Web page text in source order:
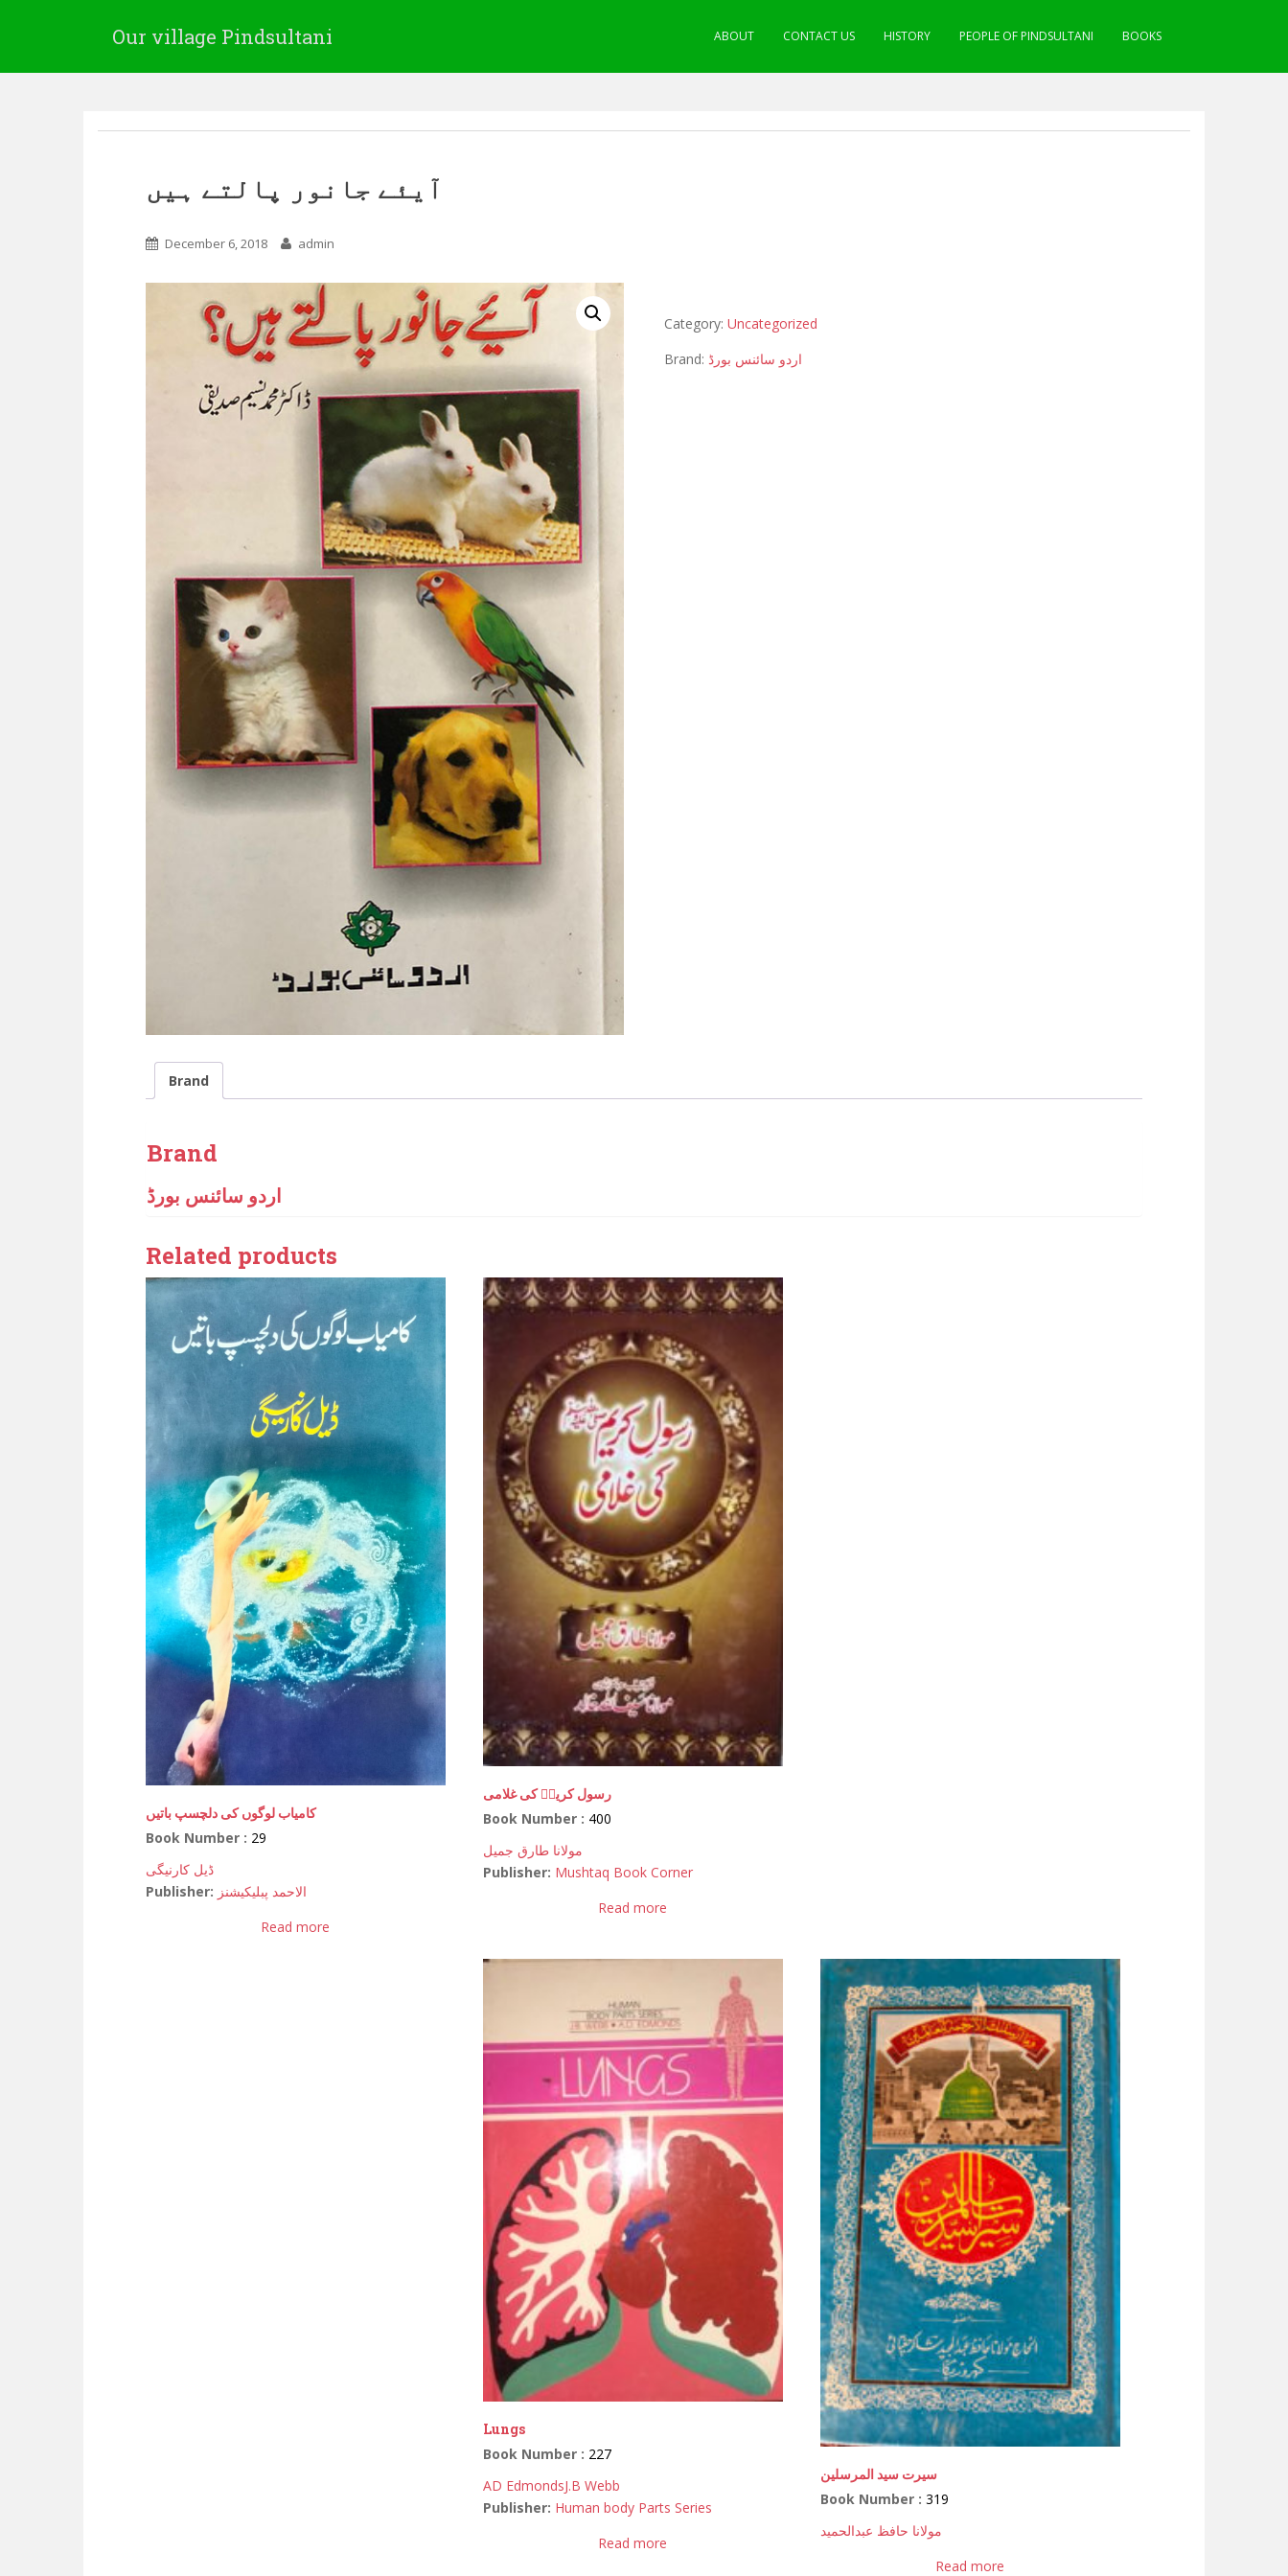
Our village Pindsultani ABOUT CONTACT US HISTORY PEOPLE OF PINDSULTANI BOOKS
آیئے جانور پالتے ہیں
December 6, 2018 admin
Category: Uncategorized
Brand: اردو سائنس بورڈ
Brand
Brand
اردو سائنس بورڈ
Related products
کامیاب لوگوں کی دلچسپ باتیں
Book Number : 29
ڈیل کارنیگی
Publisher: الاحمد پبلیکیشنز
Read more
رسول کریمؐ کی غلامی
Book Number : 400
مولانا طارق جمیل
Publisher: Mushtaq Book Corner
Read more
Lungs
Book Number : 227
AD EdmondsJ.B Webb
Publisher: Human body Parts Series
Read more
سیرت سید المرسلین
Book Number :319
مولانا حافظ عبدالحمید
Read more